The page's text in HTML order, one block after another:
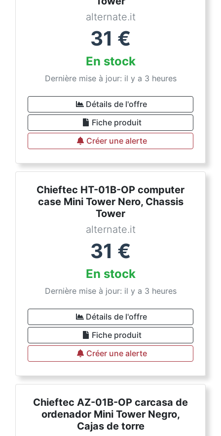
alternate.it
31 €
En stock
Dernière mise à jour: il y a 3 heures
Détails de l'offre
Fiche produit
Créer une alerte
Chieftec HT-01B-OP computer
case Mini Tower Nero, Chassis
Tower
alternate.it
31 €
En stock
Dernière mise à jour: il y a 3 heures
Détails de l'offre
Fiche produit
Créer une alerte
Chieftec AZ-01B-OP carcasa de
ordenador Mini Tower Negro,
Cajas de torre